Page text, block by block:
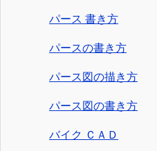
パース 書き方
パースの書き方
パース図の描き方
パース図の書き方
バイク ＣＡＤ